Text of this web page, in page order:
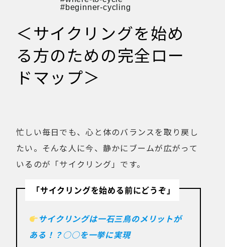
お客様の声
グッズ＆オプション
クロスバイクの特徴
サイクリング ベネフィット
サイクリングする場所
点検・修理サービス
痩せないことへの不満
移動手段
筋トレ
購入後の不安
通勤＆趣味
通勤距離・時間に対する不満
運動不足
beginner-cycling
＜サイクリングを始め
る方のための完全ロー
ドマップ＞
忙しい毎日でも、心と体のバランスを取り戻し
たい。そんな人に今、静かにブームが広がって
いるのが「サイクリング」です。
「サイクリングを始める前にどうぞ」
サイクリングは一石三鳥のメリットが
ある！？○○を一挙に実現